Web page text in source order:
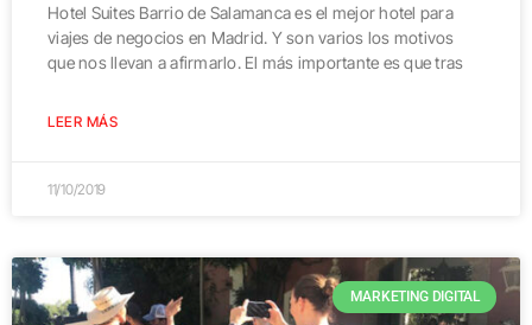
Hotel Suites Barrio de Salamanca es el mejor hotel para
viajes de negocios en Madrid. Y son varios los motivos
que nos llevan a afirmarlo. El más importante es que tras
LEER MÁS
11/10/2019
MARKETING DIGITAL